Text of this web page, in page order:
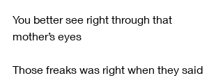
You better see right through that
mother’s eyes
Those freaks was right when they said